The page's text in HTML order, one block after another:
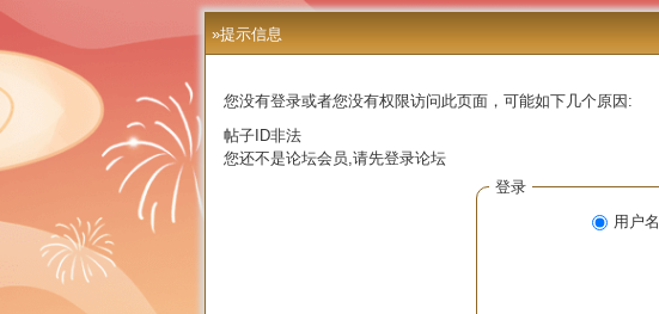
»提示信息
您没有登录或者您没有权限访问此页面，可能如下几个原因:
帖子ID非法
您还不是论坛会员,请先登录论坛
登录
用户名